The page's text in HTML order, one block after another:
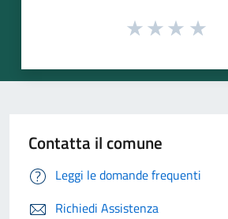
Contatta il comune
Leggi le domande frequenti
Richiedi Assistenza